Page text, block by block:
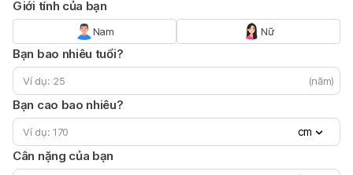
Giới tính của bạn
Nam Nữ
Bạn bao nhiêu tuổi?
(năm)
Bạn cao bao nhiêu?
cm
Cân nặng của bạn